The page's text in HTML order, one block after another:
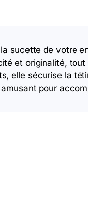
sucette de votre
et originalité,
elle sécurise la
pour